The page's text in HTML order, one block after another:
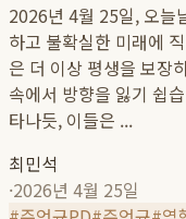
2026년 4월 25일, 오늘
하고 불확실한 미래에
은 더 이상 평생을 보장
속에서 방향을 잃기 쉽
타나듯, 이들은 ...
최민석
·2026년 4월 25일